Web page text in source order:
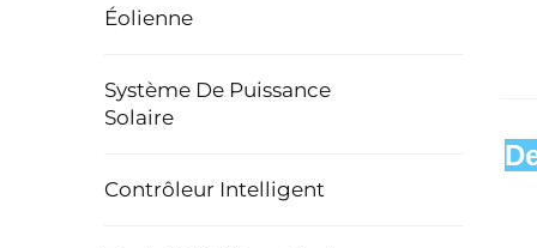
Éolienne
Système De Puissance
Solaire
Contrôleur Intelligent